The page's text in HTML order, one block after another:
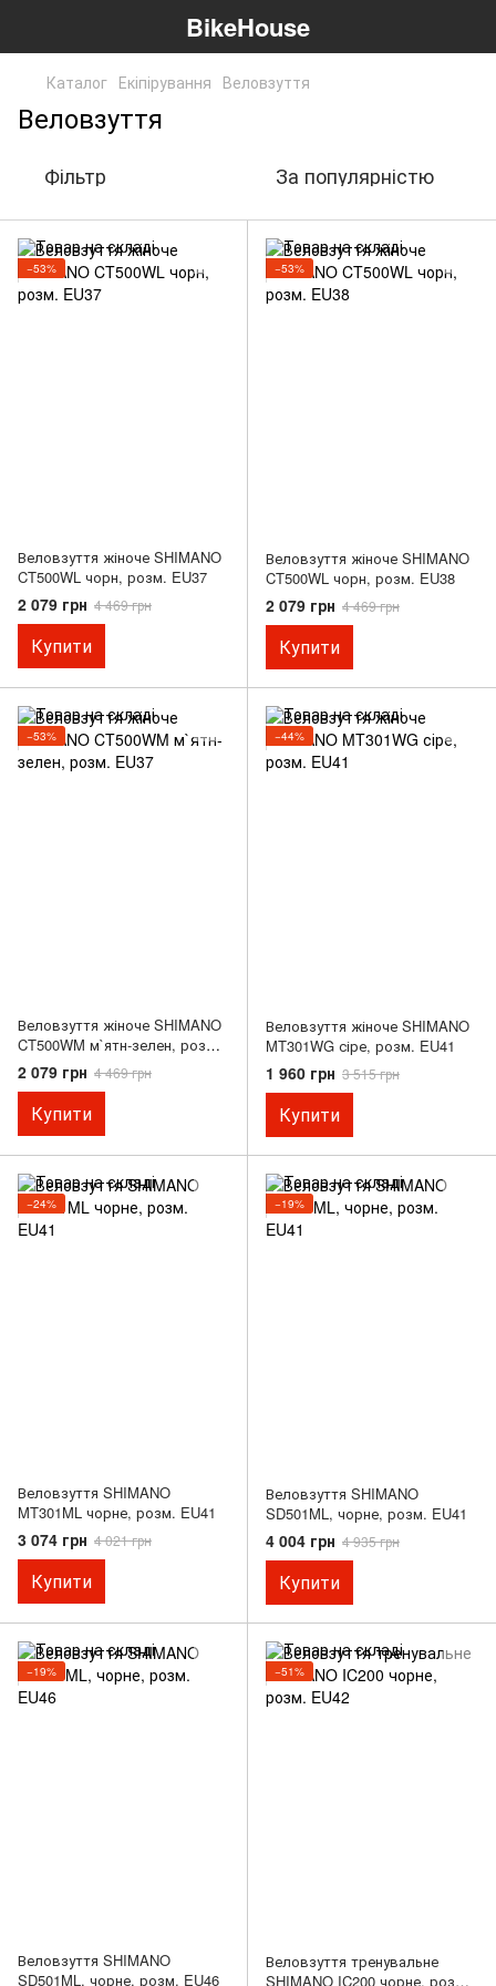
BikeHouse
Каталог Екіпірування Веловзуття
Веловзуття
Фільтр За популярністю
−53%
Веловзуття жіноче SHIMANO
CT500WL чорн, розм. EU37
2 079 грн 4 469 грн
Купити
−53%
Веловзуття жіноче SHIMANO
CT500WL чорн, розм. EU38
2 079 грн 4 469 грн
Купити
−53%
Веловзуття жіноче SHIMANO
CT500WM м`ятн-зелен, розм.
EU37
2 079 грн 4 469 грн
Купити
−44%
Веловзуття жіноче SHIMANO
MT301WG сіре, розм. EU41
1 960 грн 3 515 грн
Купити
−24%
Веловзуття SHIMANO
MT301ML чорне, розм. EU41
3 074 грн 4 021 грн
Купити
−19%
Веловзуття SHIMANO
SD501ML, чорне, розм. EU41
4 004 грн 4 935 грн
Купити
−19%
Веловзуття SHIMANO
SD501ML, чорне, розм. EU46
−51%
Веловзуття тренувальне
SHIMANO IC200 чорне, розм.